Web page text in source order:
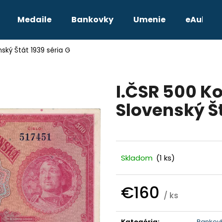
Medaile Bankovky Umenie eAukcie
Štát 1939 séria G
I.ČSR 500
Slovenský
Skladom (1 ks)
€160 / ks
Čo potrebujete nájsť?
HĽADAŤ
Odporúčame
PTOLEMAIOS VI. JOZEF II. 3